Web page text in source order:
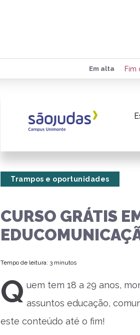
Em alta Fim
Trampos e oportunidades
CURSO GRÁTIS
Tempo de leitura: 3 minutos
Q uem tem 18 a 29 anos,
assuntos educação,
este conteúdo até o fim!